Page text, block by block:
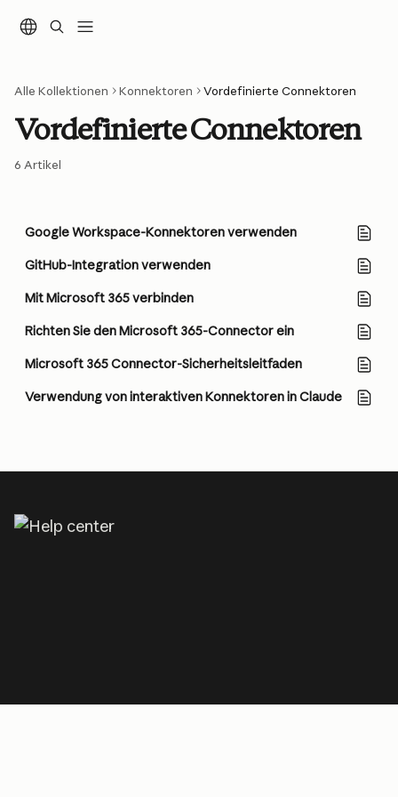
Alle Kollektionen Konnektoren Vordefinierte Connektoren
Vordefinierte Connektoren
6 Artikel
Google Workspace-Konnektoren verwenden
GitHub-Integration verwenden
Mit Microsoft 365 verbinden
Richten Sie den Microsoft 365-Connector ein
Microsoft 365 Connector-Sicherheitsleitfaden
Verwendung von interaktiven Konnektoren in Claude